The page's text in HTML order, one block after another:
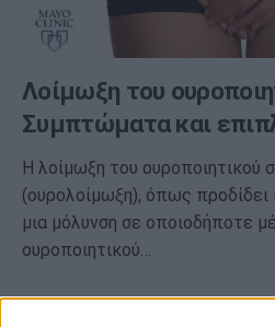
Λοίμωξη του
Συμπτώματα και
Η λοίμωξη του ουροποιητικού
(ουρολοίμωξη), όπως προδίδει
μια μόλυνση σε οποιοδήποτε
ουροποιητικού…